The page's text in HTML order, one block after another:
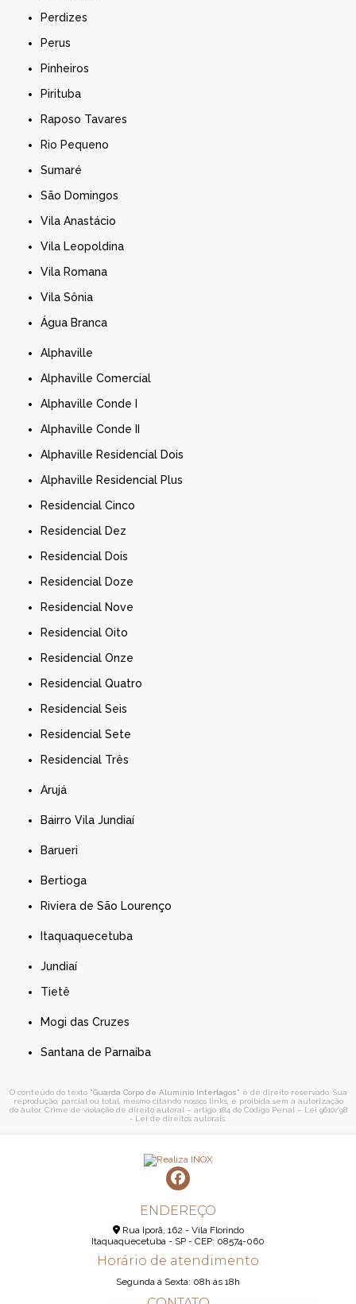
Perdizes
Perus
Pinheiros
Pirituba
Raposo Tavares
Rio Pequeno
Sumaré
São Domingos
Vila Anastácio
Vila Leopoldina
Vila Romana
Vila Sônia
Água Branca
Alphaville
Alphaville Comercial
Alphaville Conde I
Alphaville Conde II
Alphaville Residencial Dois
Alphaville Residencial Plus
Residencial Cinco
Residencial Dez
Residencial Dois
Residencial Doze
Residencial Nove
Residencial Oito
Residencial Onze
Residencial Quatro
Residencial Seis
Residencial Sete
Residencial Três
Arujá
Bairro Vila Jundiaí
Barueri
Bertioga
Riviera de São Lourenço
Itaquaquecetuba
Jundiaí
Tietê
Mogi das Cruzes
Santana de Parnaíba
O conteúdo do texto "Guarda Corpo de Alumínio Interlagos" é de direito reservado. Sua
reprodução, parcial ou total, mesmo citando nossos links, é proibida sem a autorização
do autor. Crime de violação de direito autoral – artigo 184 do Código Penal – Lei 9610/98
- Lei de direitos autorais.
ENDEREÇO
Rua Iporã, 162 - Vila Florindo
Itaquaquecetuba - SP - CEP: 08574-060
Horário de atendimento
Segunda á Sexta: 08h ás 18h